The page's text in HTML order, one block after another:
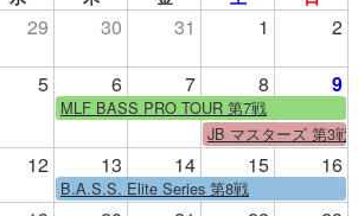
29 30 31 1 2
5 6 7 8 9
MLF BASS PRO TOUR 第7戦
JB マスターズ 第3戦
12 13 14 15 16
B.A.S.S. Elite Series 第8戦